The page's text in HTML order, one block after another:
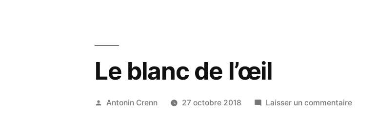
Le blanc de l’œil
Publié
Antonin Crenn 27 octobre 2018 Laisser un commentairesur